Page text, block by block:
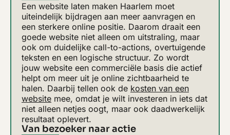
Een website laten maken Haarlem moet
uiteindelijk bijdragen aan meer aanvragen en
een sterkere online positie. Daarom draait een
goede website niet alleen om uitstraling, maar
ook om duidelijke call-to-actions, overtuigende
teksten en een logische structuur. Zo wordt
jouw website een commerciële basis die actief
helpt om meer uit je online zichtbaarheid te
halen. Daarbij tellen ook de kosten van een
website mee, omdat je wilt investeren in iets dat
niet alleen netjes oogt, maar ook daadwerkelijk
resultaat oplevert.
Van bezoeker naar actie